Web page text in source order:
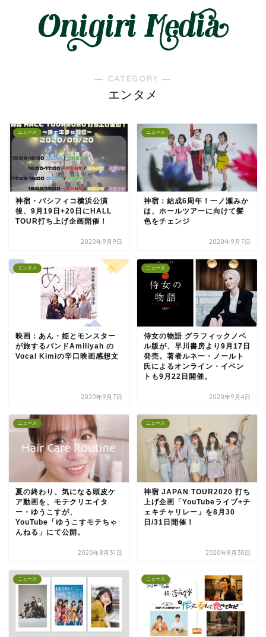
― CATEGORY ―
エンタメ
ニュース
神宿・パシフィコ横浜公演
後、9月19日+20日にHALL
TOUR打ち上げ企画開催！
2020年9月9日
ニュース
神宿：結成6周年！一ノ瀬みか
は、ホールツアーに向けて髪
色をチェンジ
2020年9月7日
エンタメ
映画：あん・姫とモンスター
が旅するバンドAmiliyah の
Vocal Kimiの辛口映画感想文
2020年9月7日
ニュース
侍女の物語 グラフィックノベ
ル版が、早川書房より9月17日
発売。著者ルネー・ノールト
氏によるオンライン・イベン
トも9月22日開催。
2020年9月4日
ニュース
夏の終わり、気になる頭皮ケ
ア動画を、モテクリエイタ
ー・ゆうこすが、
YouTube「ゆうこすモテちゃ
んねる」にて公開。
2020年8月31日
ニュース
神宿 JAPAN TOUR2020 打ち
上げ企画「YouTubeライブ+チ
ェキチャリレー」を8月30
日/31日開催！
2020年8月30日
ニュース ニュース